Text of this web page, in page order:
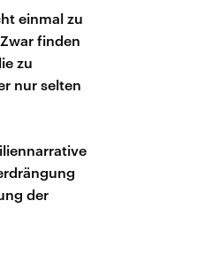
einmal zu
finden
zu
nur selten
der